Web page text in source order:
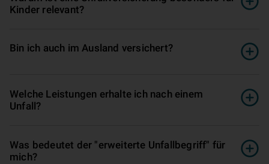
Kinder relevant?
Bin ich auch im Ausland versichert?
Welche Leistungen erhalte ich nach einem
Unfall?
Was bedeutet der "erweiterte Unfallbegriff" für
mich?